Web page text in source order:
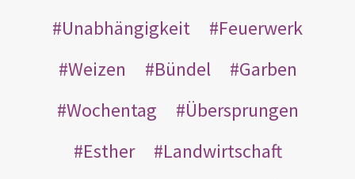
Unabhängigkeit
Feuerwerk
Weizen
Bündel
Garben
Wochentag
Übersprungen
Esther
Landwirtschaft